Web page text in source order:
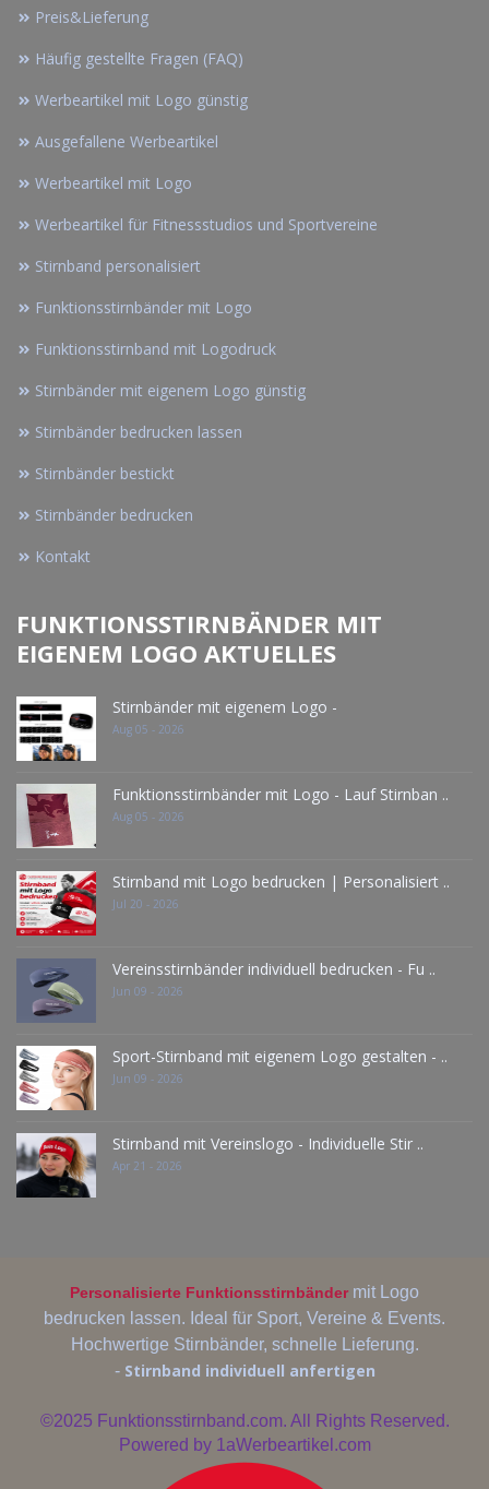
Preis&Lieferung
Häufig gestellte Fragen (FAQ)
Werbeartikel mit Logo günstig
Ausgefallene Werbeartikel
Werbeartikel mit Logo
Werbeartikel für Fitnessstudios und Sportvereine
Stirnband personalisiert
Funktionsstirnbänder mit Logo
Funktionsstirnband mit Logodruck
Stirnbänder mit eigenem Logo günstig
Stirnbänder bedrucken lassen
Stirnbänder bestickt
Stirnbänder bedrucken
Kontakt
FUNKTIONSSTIRNBÄNDER MIT
EIGENEM LOGO AKTUELLES
Stirnbänder mit eigenem Logo -
Aug 05 - 2026
Funktionsstirnbänder mit Logo - Lauf Stirnban ..
Aug 05 - 2026
Stirnband mit Logo bedrucken | Personalisiert ..
Jul 20 - 2026
Vereinsstirnbänder individuell bedrucken - Fu ..
Jun 09 - 2026
Sport-Stirnband mit eigenem Logo gestalten - ..
Jun 09 - 2026
Stirnband mit Vereinslogo - Individuelle Stir ..
Apr 21 - 2026
Personalisierte Funktionsstirnbänder mit Logo
bedrucken lassen. Ideal für Sport, Vereine & Events.
Hochwertige Stirnbänder, schnelle Lieferung.
- Stirnband individuell anfertigen
©2025 Funktionsstirnband.com. All Rights Reserved.
Powered by 1aWerbeartikel.com